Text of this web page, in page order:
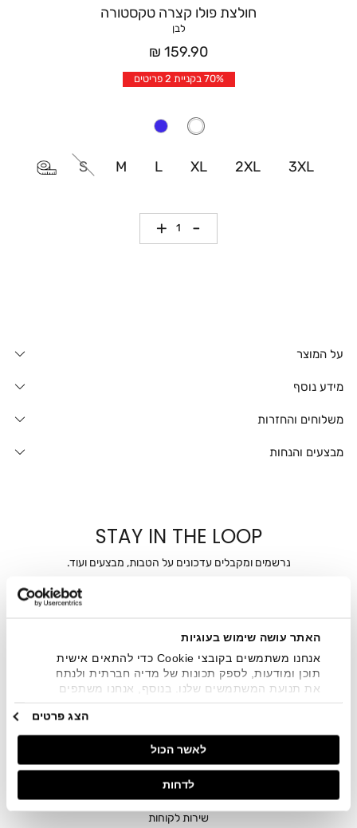
האתר עושה שימוש בעוגיות
אנחנו משתמשים בקובצי Cookie כדי להתאים אישית
תוכן ומודעות, לספק תכונות של מדיה חברתית ולנתח
את תנועת המשתמשים שלנו. בנוסף, אנחנו משתפים
מתחומי המדיה החברתית, הפרסום וניתוח הנתונים.
גורמים אלה עשויים לשלב את הנתונים האלה עם מידע
אחר שסיפקתם או שהם אספו בעקבות השימוש שעשיתם
בשירותים שלהם.
הצג פרטים
לאשר הכול
לדחות
חולצת פולו קצרה טקסטורה
לבן
מחיר
אחרי
הנחה
159.90 ₪
70% בקניית 2 פריטים
S M L XL 2XL 3XL
כמות
על המוצר
מידע נוסף
משלוחים והחזרות
מבצעים והנחות
STAY IN THE LOOP
נרשמים ומקבלים עדכונים על הטבות, מבצעים ועוד.
שיווקיים בכלל פרטי הקשר המצויים בידי החברה ובכלל זה דוא"ל
SMS ועוד. המידע ייאסף בהתאם למדיניות הפרטיות של החברה.
"צפייה במדיניות הפרטיות".
חנויות
שירות לקוחות